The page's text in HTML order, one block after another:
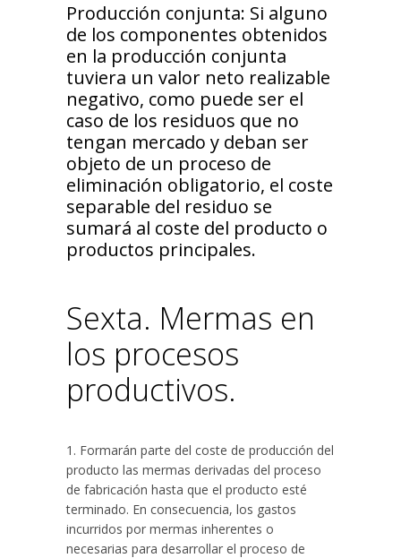
Producción conjunta: Si alguno
de los componentes obtenidos
en la producción conjunta
tuviera un valor neto realizable
negativo, como puede ser el
caso de los residuos que no
tengan mercado y deban ser
objeto de un proceso de
eliminación obligatorio, el coste
separable del residuo se
sumará al coste del producto o
productos principales.
Sexta. Mermas en
los procesos
productivos.
1. Formarán parte del coste de producción del
producto las mermas derivadas del proceso
de fabricación hasta que el producto esté
terminado. En consecuencia, los gastos
incurridos por mermas inherentes o
necesarias para desarrollar el proceso de